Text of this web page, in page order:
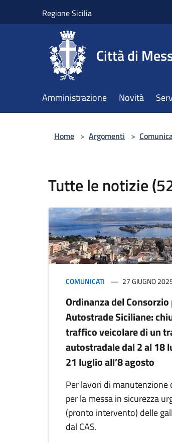
Regione Sicilia
Città di
Amministrazione Novità
Home > Argomenti >
Tutte le notizie
COMUNICATI 27 GIUGNO
Ordinanza del Consorzio
Autostrade Siciliane:
traffico veicolare di un
autostradale dal 2 al 18
21 luglio all’8 agosto
Per lavori di manutenzione
per la messa in sicurezza
(pronto intervento) delle
dal CAS.